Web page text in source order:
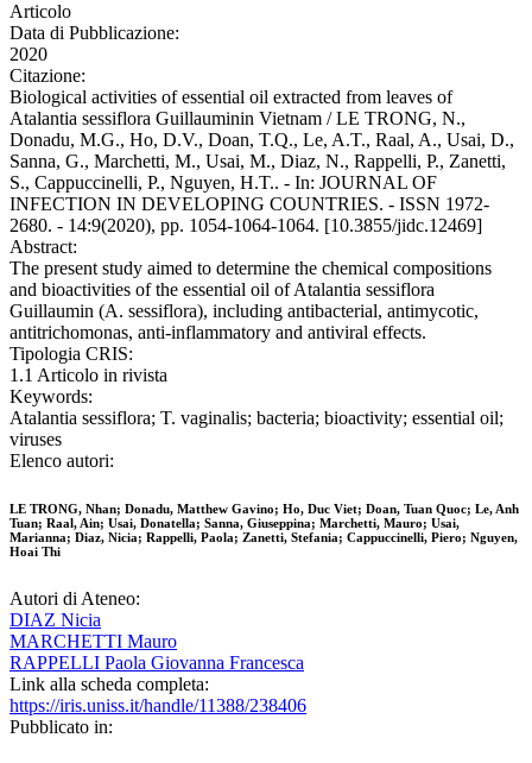
Articolo
Data di Pubblicazione:
2020
Citazione:
Biological activities of essential oil extracted from leaves of
Atalantia sessiflora Guillauminin Vietnam / LE TRONG, N.,
Donadu, M.G., Ho, D.V., Doan, T.Q., Le, A.T., Raal, A., Usai, D.,
Sanna, G., Marchetti, M., Usai, M., Diaz, N., Rappelli, P., Zanetti,
S., Cappuccinelli, P., Nguyen, H.T.. - In: JOURNAL OF
INFECTION IN DEVELOPING COUNTRIES. - ISSN 1972-
2680. - 14:9(2020), pp. 1054-1064-1064. [10.3855/jidc.12469]
Abstract:
The present study aimed to determine the chemical compositions
and bioactivities of the essential oil of Atalantia sessiflora
Guillaumin (A. sessiflora), including antibacterial, antimycotic,
antitrichomonas, anti-inflammatory and antiviral effects.
Tipologia CRIS:
1.1 Articolo in rivista
Keywords:
Atalantia sessiflora; T. vaginalis; bacteria; bioactivity; essential oil;
viruses
Elenco autori:
LE TRONG, Nhan; Donadu, Matthew Gavino; Ho, Duc Viet; Doan, Tuan Quoc; Le, Anh
Tuan; Raal, Ain; Usai, Donatella; Sanna, Giuseppina; Marchetti, Mauro; Usai,
Marianna; Diaz, Nicia; Rappelli, Paola; Zanetti, Stefania; Cappuccinelli, Piero; Nguyen,
Hoai Thi
Autori di Ateneo:
DIAZ Nicia
MARCHETTI Mauro
RAPPELLI Paola Giovanna Francesca
Link alla scheda completa:
https://iris.uniss.it/handle/11388/238406
Pubblicato in: